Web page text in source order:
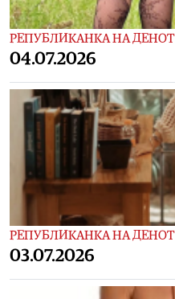
РЕПУБЛИКАНКА НА ДЕНОТ
04.07.2026
РЕПУБЛИКАНКА НА ДЕНОТ
03.07.2026